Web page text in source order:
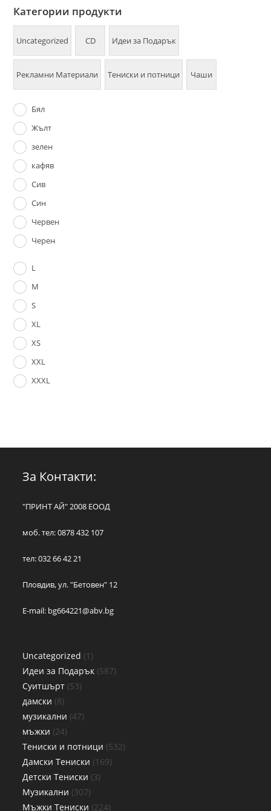
Категории продукти
Uncategorized CD Идеи за Подарък
Рекламни Материали Тениски и потници Чаши
Бял
Жълт
зелен
кафяв
Сив
Син
Червен
Черен
L
M
S
XL
XS
XXL
XXXL
За Контакти:
"ПРИНТ АЙ" 2008 ЕООД
моб. тел: 0878 432 107
тел: 032 66 42 21
Пловдив, ул. "Бетовен" 12
E-mail: bg664221@abv.bg
Uncategorized 1
Идеи за Подарък 587
Суитшърт 53
дамски 8
музикални 47
мъжки 24
Тениски и потници 532
Дамски Тениски 169
Детски Тениски 3
Музикални 307
Мъжки Тениски 224